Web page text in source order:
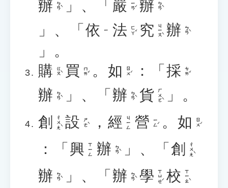
辦 ㄅㄢˋ 」、「 嚴 ㄧㄢˊ 辦 ㄅㄢˋ
」、「 依 ㄧ 法 ㄈㄚˇ 究 ㄐㄧㄡˋ 辦 ㄅㄢˋ
」。
購 ㄍㄡˋ 買 ㄇㄞˇ 。 如 ㄖㄨˊ ：「 採 ㄘㄞˇ
辦 ㄅㄢˋ 」、「 辦 ㄅㄢˋ 貨 ㄏㄨㄛˋ
」。
創 ㄔㄨㄤˋ 設 ㄕㄜˋ ， 經 ㄐㄧㄥ 營 ㄧㄥˊ 。 如 ㄖㄨˊ
：「 興 ㄒㄧㄥ 辦 ㄅㄢˋ 」、「 創 ㄔㄨㄤˋ
辦 ㄅㄢˋ 」、「 辦 ㄅㄢˋ 學 ㄒㄩㄝˊ 校 ㄒㄧㄠˋ